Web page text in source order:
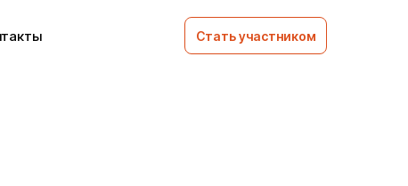
Стать участником